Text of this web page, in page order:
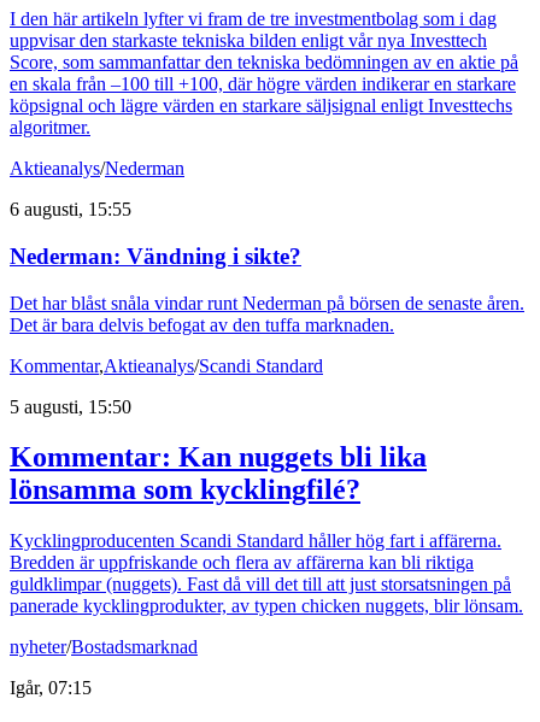
I den här artikeln lyfter vi fram de tre investmentbolag som i dag
uppvisar den starkaste tekniska bilden enligt vår nya Investtech
Score, som sammanfattar den tekniska bedömningen av en aktie på
en skala från –100 till +100, där högre värden indikerar en starkare
köpsignal och lägre värden en starkare säljsignal enligt Investtechs
algoritmer.
Aktieanalys/Nederman
6 augusti, 15:55
Nederman: Vändning i sikte?
Det har blåst snåla vindar runt Nederman på börsen de senaste åren.
Det är bara delvis befogat av den tuffa marknaden.
Kommentar,Aktieanalys/Scandi Standard
5 augusti, 15:50
Kommentar: Kan nuggets bli lika
lönsamma som kycklingfilé?
Kycklingproducenten Scandi Standard håller hög fart i affärerna.
Bredden är uppfriskande och flera av affärerna kan bli riktiga
guldklimpar (nuggets). Fast då vill det till att just storsatsningen på
panerade kycklingprodukter, av typen chicken nuggets, blir lönsam.
nyheter/Bostadsmarknad
Igår, 07:15